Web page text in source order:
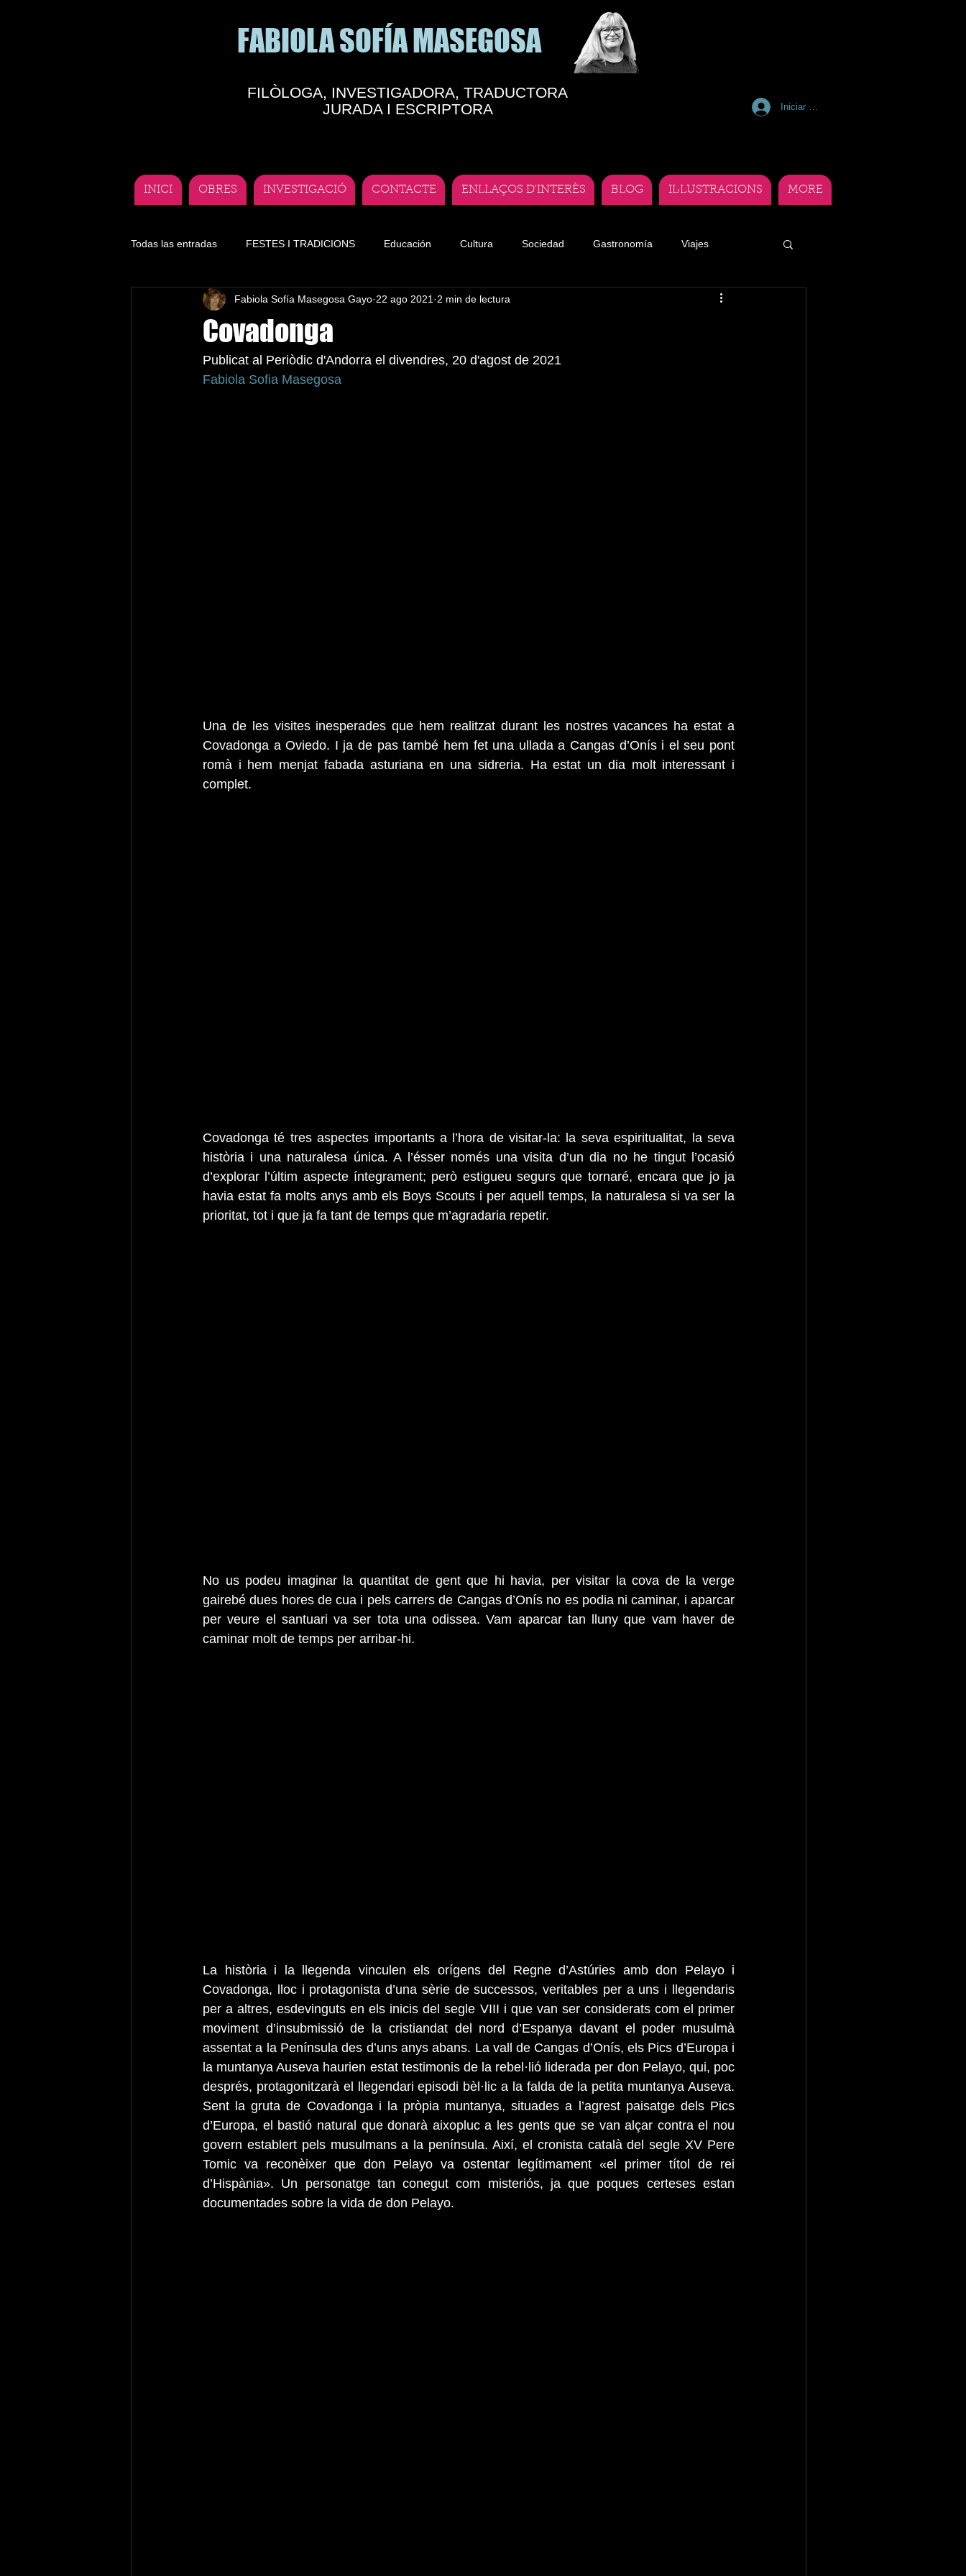
FABIOLA SOFÍA MASEGOSA
FILÒLOGA, INVESTIGADORA, TRADUCTORA
JURADA I ESCRIPTORA
Iniciar sesión
INICI OBRES INVESTIGACIÓ CONTACTE ENLLAÇOS D'INTERÈS BLOG IL·LUSTRACIONS MORE
Todas las entradas FESTES I TRADICIONS Educación Cultura Sociedad Gastronomía Viajes
Literatura Lengua Deporte Teatro andorrano
Covadonga
Fabiola Sofía Masegosa Gayo 22 ago 2021 2 min de lectura
Publicat al Periòdic d'Andorra el divendres, 20 d'agost de 2021
Fabiola Sofia Masegosa
Una de les visites inesperades que hem realitzat durant les nostres vacances ha estat a
Covadonga a Oviedo. I ja de pas també hem fet una ullada a Cangas d’Onís i el seu pont
romà i hem menjat fabada asturiana en una sidreria. Ha estat un dia molt interessant i
complet.
Covadonga té tres aspectes importants a l’hora de visitar-la: la seva espiritualitat, la seva
història i una naturalesa única. A l’ésser només una visita d’un dia no he tingut l’ocasió
d’explorar l’últim aspecte íntegrament; però estigueu segurs que tornaré, encara que jo ja
havia estat fa molts anys amb els Boys Scouts i per aquell temps, la naturalesa si va ser la
prioritat, tot i que ja fa tant de temps que m’agradaria repetir.
No us podeu imaginar la quantitat de gent que hi havia, per visitar la cova de la verge
gairebé dues hores de cua i pels carrers de Cangas d’Onís no es podia ni caminar, i aparcar
per veure el santuari va ser tota una odissea. Vam aparcar tan lluny que vam haver de
caminar molt de temps per arribar-hi.
La història i la llegenda vinculen els orígens del Regne d’Astúries amb don Pelayo i
Covadonga, lloc i protagonista d’una sèrie de successos, veritables per a uns i llegendaris
per a altres, esdevinguts en els inicis del segle VIII i que van ser considerats com el primer
moviment d’insubmissió de la cristiandat del nord d’Espanya davant el poder musulmà
assentat a la Península des d’uns anys abans. La vall de Cangas d’Onís, els Pics d’Europa i
la muntanya Auseva haurien estat testimonis de la rebel·lió liderada per don Pelayo, qui, poc
després, protagonitzarà el llegendari episodi bèl·lic a la falda de la petita muntanya Auseva.
Sent la gruta de Covadonga i la pròpia muntanya, situades a l’agrest paisatge dels Pics
d’Europa, el bastió natural que donarà aixopluc a les gents que se van alçar contra el nou
govern establert pels musulmans a la península. Així, el cronista català del segle XV Pere
Tomic va reconèixer que don Pelayo va ostentar legítimament «el primer títol de rei
d’Hispània». Un personatge tan conegut com misteriós, ja que poques certeses estan
documentades sobre la vida de don Pelayo.